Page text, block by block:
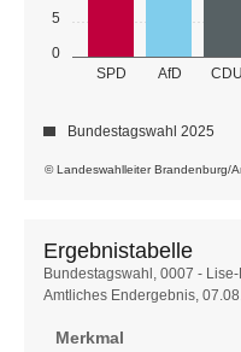
0
5
SPD AfD CDU
© Landeswahlleiter Brandenburg/
Bundestagswahl 2025
Ergebnistabelle
Ergebnistabelle
Bundestagswahl, 0007 -
Amtliches Endergebnis,
Merkmal